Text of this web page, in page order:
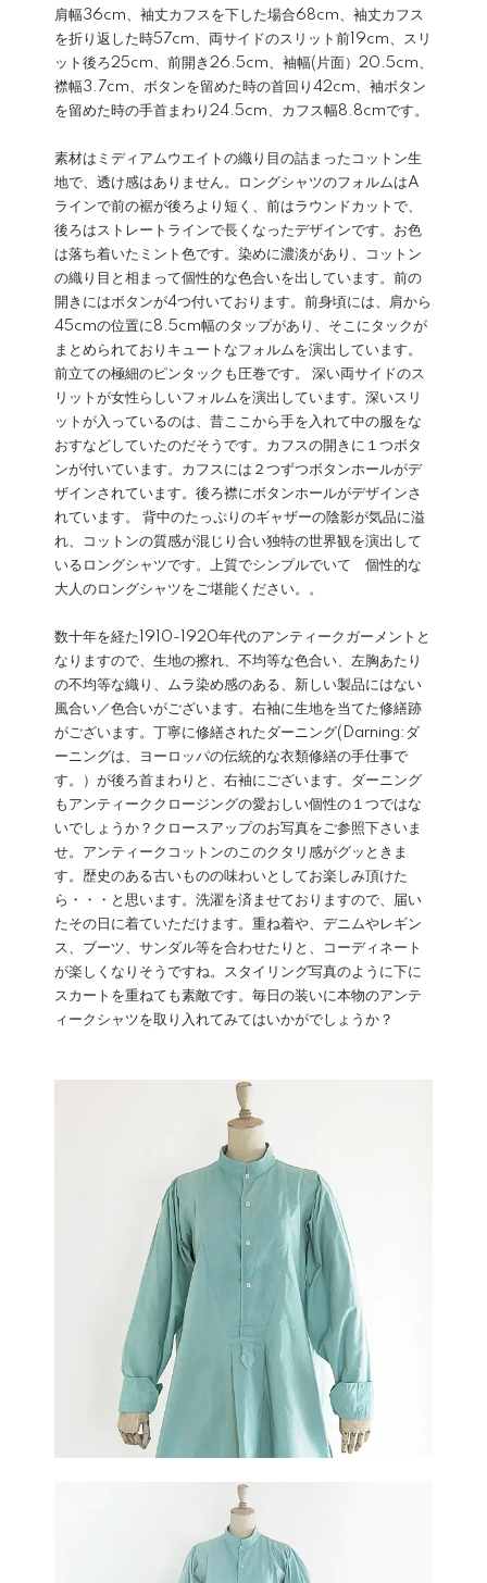
肩幅36cm、袖丈カフスを下した場合68cm、袖丈カフス
を折り返した時57cm、両サイドのスリット前19cm、スリ
ット後ろ25cm、前開き26.5cm、袖幅(片面）20.5cm、
襟幅3.7cm、ボタンを留めた時の首回り42cm、袖ボタン
を留めた時の手首まわり24.5cm、カフス幅8.8cmです。
素材はミディアムウエイトの織り目の詰まったコットン生
地で、透け感はありません。ロングシャツのフォルムはA
ラインで前の裾が後ろより短く、前はラウンドカットで、
後ろはストレートラインで長くなったデザインです。お色
は落ち着いたミント色です。染めに濃淡があり、コットン
の織り目と相まって個性的な色合いを出しています。前の
開きにはボタンが4つ付いております。前身頃には、肩から
45cmの位置に8.5cm幅のタップがあり、そこにタックが
まとめられておりキュートなフォルムを演出しています。
前立ての極細のピンタックも圧巻です。 深い両サイドのス
リットが女性らしいフォルムを演出しています。深いスリ
ットが入っているのは、昔ここから手を入れて中の服をな
おすなどしていたのだそうです。カフスの開きに１つボタ
ンが付いています。カフスには２つずつボタンホールがデ
ザインされています。後ろ襟にボタンホールがデザインさ
れています。 背中のたっぷりのギャザーの陰影が気品に溢
れ、コットンの質感が混じり合い独特の世界観を演出して
いるロングシャツです。上質でシンプルでいて 個性的な
大人のロングシャツをご堪能ください。。
数十年を経た1910-1920年代のアンティークガーメントと
なりますので、生地の擦れ、不均等な色合い、左胸あたり
の不均等な織り、ムラ染め感のある、新しい製品にはない
風合い／色合いがございます。右袖に生地を当てた修繕跡
がございます。丁寧に修繕されたダーニング(Darning:ダ
ーニングは、ヨーロッパの伝統的な衣類修繕の手仕事で
す。）が後ろ首まわりと、右袖にございます。ダーニング
もアンティーククロージングの愛おしい個性の１つではな
いでしょうか？クロースアップのお写真をご参照下さいま
せ。アンティークコットンのこのクタリ感がグッときま
す。歴史のある古いものの味わいとしてお楽しみ頂けた
ら・・・と思います。洗濯を済ませておりますので、届い
たその日に着ていただけます。重ね着や、デニムやレギン
ス、ブーツ、サンダル等を合わせたりと、コーディネート
が楽しくなりそうですね。スタイリング写真のように下に
スカートを重ねても素敵です。毎日の装いに本物のアンテ
ィークシャツを取り入れてみてはいかがでしょうか？